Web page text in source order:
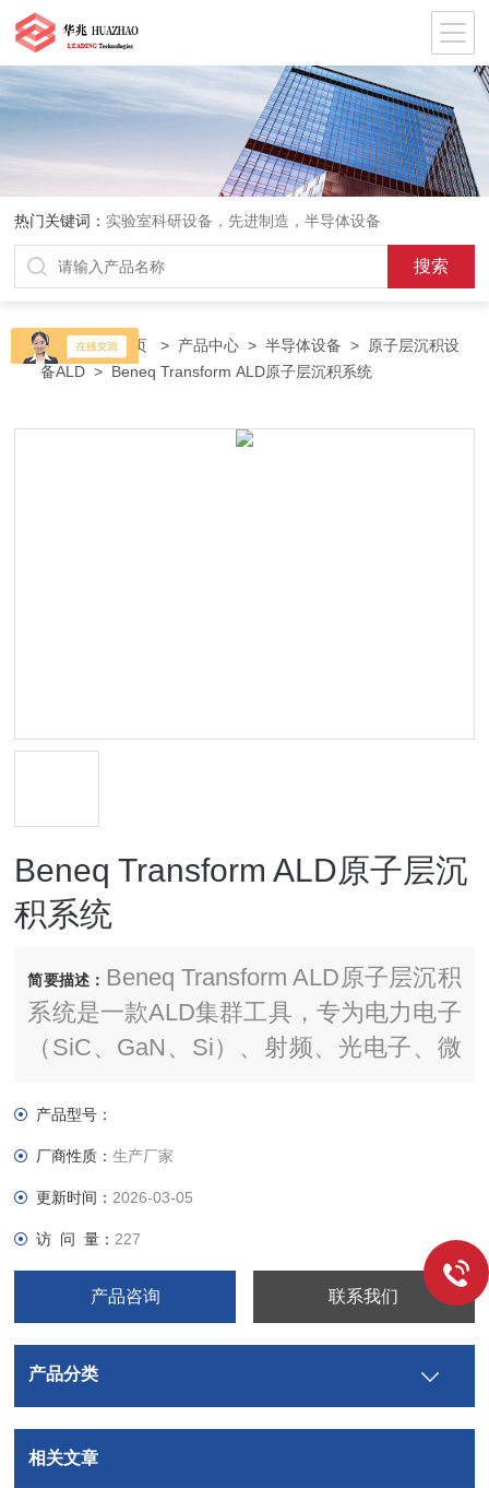
热门关键词： 实验室科研设备，先进制造，半导体设备
当前位置：首页 > 产品中心 >半导体设备 > 原子层沉积设
备ALD > Beneq Transform ALD原子层沉积系统
Beneq Transform ALD原子层沉
积系统
简要描述： Beneq Transform ALD原子层沉积
系统是一款ALD集群工具，专为电力电子
（SiC、GaN、Si）、射频、光电子、微
和制造而设计。Beneq Transform专为批
量生产打造，能够根据吞吐量和应用需求
进行扩展。它是需要表面工程应用的理想
产品型号：
厂商性质：生产厂家
更新时间： 2026-03-05
访 问 量： 227
产品咨询 联系我们
产品分类
相关文章